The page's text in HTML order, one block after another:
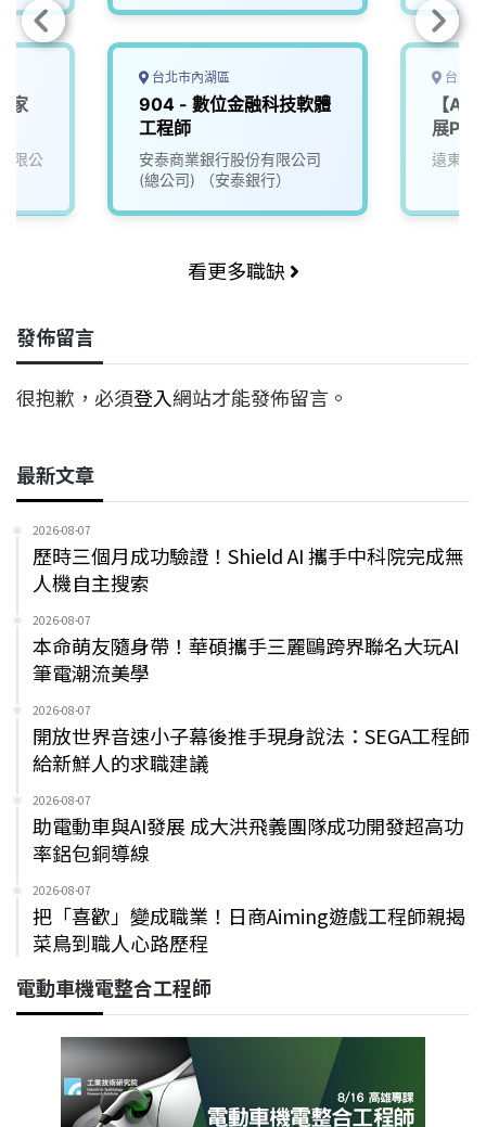
家
限公
台北市內湖區
904 - 數位金融科技軟體
工程師
安泰商業銀行股份有限公司
(總公司) （安泰銀行）
台北
【AI
展PM
遠東國
看更多職缺
發佈留言
很抱歉，必須登入網站才能發佈留言。
最新文章
2026-08-07
歷時三個月成功驗證！Shield AI 攜手中科院完成無
人機自主搜索
2026-08-07
本命萌友隨身帶！華碩攜手三麗鷗跨界聯名大玩AI
筆電潮流美學
2026-08-07
開放世界音速小子幕後推手現身說法：SEGA工程師
給新鮮人的求職建議
2026-08-07
助電動車與AI發展 成大洪飛義團隊成功開發超高功
率鋁包銅導線
2026-08-07
把「喜歡」變成職業！日商Aiming遊戲工程師親揭
菜鳥到職人心路歷程
電動車機電整合工程師